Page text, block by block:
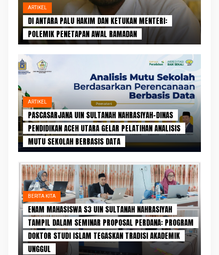
ARTIKEL
DI ANTARA PALU HAKIM DAN KETUKAN MENTERI:
POLEMIK PENETAPAN AWAL RAMADAN
ARTIKEL
PASCASARJANA UIN SULTANAH NAHRASIYAH–DINAS
PENDIDIKAN ACEH UTARA GELAR PELATIHAN ANALISIS
MUTU SEKOLAH BERBASIS DATA
BERITA KITA
ENAM MAHASISWA S3 UIN SULTANAH NAHRASIYAH
TAMPIL DALAM SEMINAR PROPOSAL PERDANA: PROGRAM
DOKTOR STUDI ISLAM TEGASKAN TRADISI AKADEMIK
UNGGUL